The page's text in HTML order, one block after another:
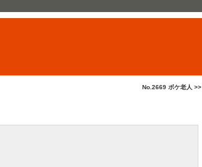
No.2669 ボケ老人 >>